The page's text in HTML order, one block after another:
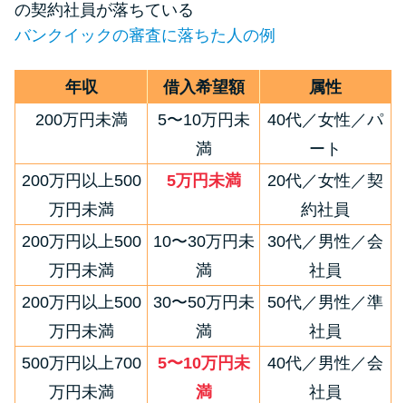
の契約社員が落ちている
バンクイックの審査に落ちた人の例
年収 借入希望額
属性
200万円未満
5〜10万円未
満
40代／女性／パ
ート
200万円以上500
万円未満
5万円未満
20代／女性／契
約社員
200万円以上500
万円未満
10〜30万円未
満
30代／男性／会
社員
200万円以上500
万円未満
30〜50万円未
満
50代／男性／準
社員
500万円以上700
万円未満
5〜10万円未
満
40代／男性／会
社員